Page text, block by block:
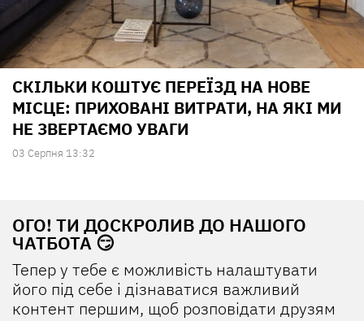
СКІЛЬКИ КОШТУЄ ПЕРЕЇЗД НА НОВЕ
МІСЦЕ: ПРИХОВАНІ ВИТРАТИ, НА ЯКІ МИ
НЕ ЗВЕРТАЄМО УВАГИ
03 Серпня 13:32
ОГО! ТИ ДОСКРОЛИВ ДО НАШОГО
ЧАТБОТА 😏
Тепер у тебе є можливість налаштувати
його під себе і дізнаватися важливий
контент першим, щоб розповідати друзям